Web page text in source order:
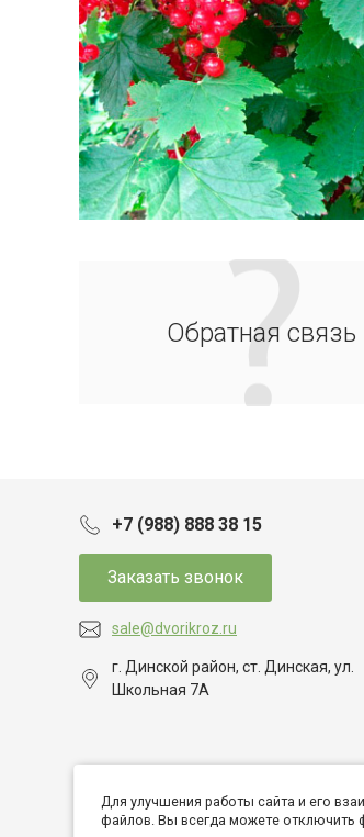
Обратная связь
+7 (988) 888 38 15
Заказать звонок
sale@dvorikroz.ru
г. Динской район, ст. Динская, ул.
Школьная 7А
© 2026 Дворик Роз, Все права защищены
Для улучшения работы сайта и его
файлов. Вы всегда можете отключить